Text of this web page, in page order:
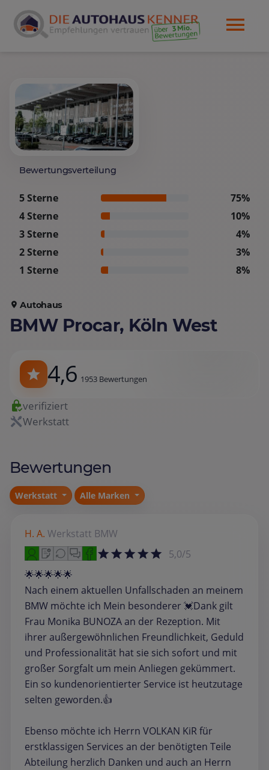
Bewertungsverteilung
5 Sterne
75%
4 Sterne
10%
3 Sterne
4%
2 Sterne
3%
1 Sterne
8%
Autohaus
BMW Procar, Köln West
4,6 1953 Bewertungen
verifiziert
Werkstatt
Bewertungen
Werkstatt Alle Marken
H. A. Werkstatt BMW
5,0/5
🌟🌟🌟🌟🌟
Nach einem aktuellen Unfallschaden an meinem
BMW möchte ich Mein besonderer 💓Dank gilt
Frau Monika BUNOZA an der Rezeption. Mit
ihrer außergewöhnlichen Freundlichkeit, Geduld
und Professionalität hat sie sich sofort und mit
großer Sorgfalt um mein Anliegen gekümmert.
Ein so kundenorientierter Service ist heutzutage
selten geworden.👍
Ebenso möchte ich Herrn VOLKAN KiR für
erstklassigen Services an der benötigten Teile
Abteilung herzlich Danken und auch an Herrn